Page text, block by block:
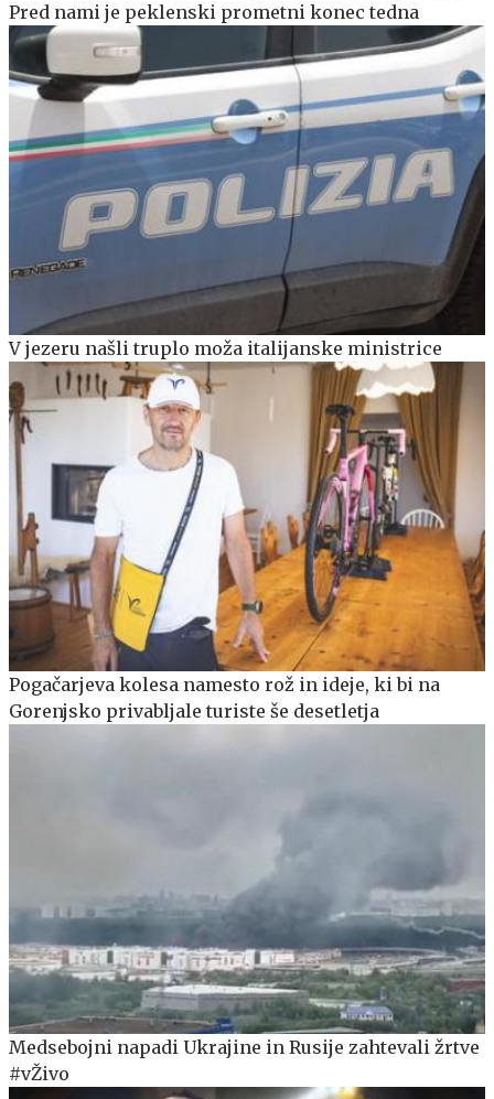
Pred nami je peklenski prometni konec tedna
V jezeru našli truplo moža italijanske ministrice
Pogačarjeva kolesa namesto rož in ideje, ki bi na
Gorenjsko privabljale turiste še desetletja
Medsebojni napadi Ukrajine in Rusije zahtevali žrtve
#vŽivo